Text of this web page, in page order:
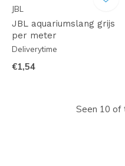
JBL
JBL aquariumslang grijs
per meter
Deliverytime
€1,54
Seen 10 of